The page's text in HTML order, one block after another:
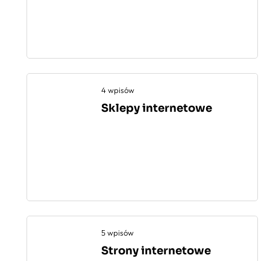
4 wpisów
Sklepy internetowe
5 wpisów
Strony internetowe